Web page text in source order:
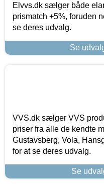
Elvvs.dk sælger både
prismatch +5%, foruden
se deres udvalg.
Se
VVS.dk sælger VVS
priser fra alle de kendte
Gustavsberg, Vola,
for at se deres udvalg.
Se